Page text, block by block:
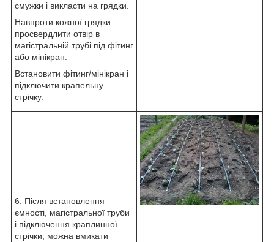
смужки і викласти на грядки.
Навпроти кожної грядки
просвердлити отвір в
магістральній трубі під фітинг
або мінікран.
Встановити фітинг/мінікран і
підключити крапельну
стрічку.
6. Після встановлення
ємності, магістральної труби
і підключення краплинної
стрічки, можна вмикати